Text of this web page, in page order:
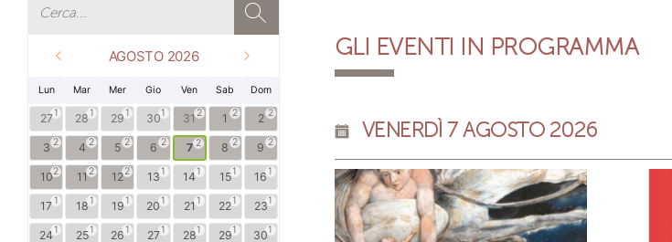
AGOSTO 2026
Lun Mar Mer Gio Ven Sab Dom
271 281 291 301 312 1 2 2 2
3 2 4 2 5 2 6 2 7 2 8 2 9 2
102 112 122 131 141 151 161
171 181 191 201 211 221 231
241 251 261 271 281 291 301
GLI EVENTI IN PROGRAMMA
VENERDÌ 7 AGOSTO 2026